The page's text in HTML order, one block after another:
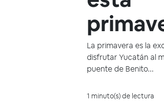
La primavera es la
disfrutar Yucatán al
puente de Benito...
1 minuto(s) de lectura